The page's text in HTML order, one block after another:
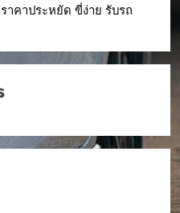
าคาประหยัด ขี่ง่าย รับรถ